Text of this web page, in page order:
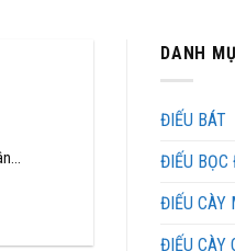
DANH
ĐIẾU BÁT
ĐIẾU BỌC
ĐIẾU CÀY
ĐIẾU CÀY